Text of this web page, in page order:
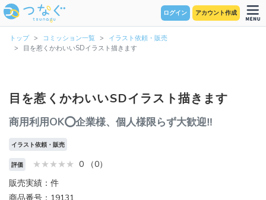
ログイン アカウント作成
トップ コミッション一覧
イラスト依頼・販売
目を惹くかわいいSDイラスト描きます
目を惹くかわいいSDイラスト描きます
商用利用OK⭕企業様、個人様限らず大歓迎‼
イラスト依頼・販売
評価
0 （0）
販売実績：件